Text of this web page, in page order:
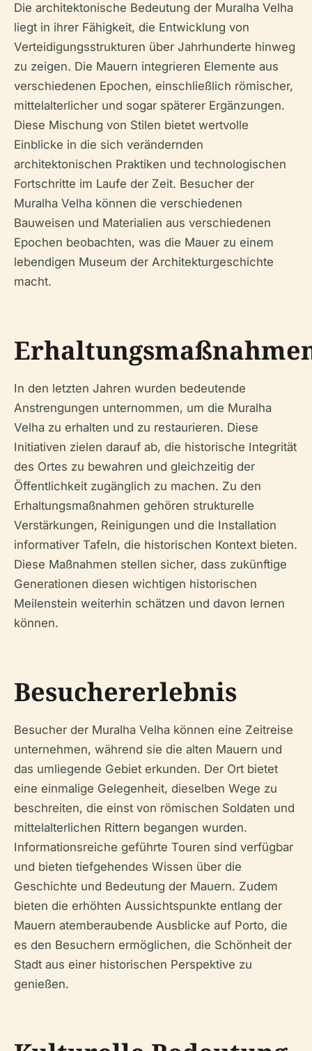
Die architektonische Bedeutung der Muralha Velha
liegt in ihrer Fähigkeit, die Entwicklung von
Verteidigungsstrukturen über Jahrhunderte hinweg
zu zeigen. Die Mauern integrieren Elemente aus
verschiedenen Epochen, einschließlich römischer,
mittelalterlicher und sogar späterer Ergänzungen.
Diese Mischung von Stilen bietet wertvolle
Einblicke in die sich verändernden
architektonischen Praktiken und technologischen
Fortschritte im Laufe der Zeit. Besucher der
Muralha Velha können die verschiedenen
Bauweisen und Materialien aus verschiedenen
Epochen beobachten, was die Mauer zu einem
lebendigen Museum der Architekturgeschichte
macht.
In den letzten Jahren wurden bedeutende
Anstrengungen unternommen, um die Muralha
Velha zu erhalten und zu restaurieren. Diese
Initiativen zielen darauf ab, die historische Integrität
des Ortes zu bewahren und gleichzeitig der
Öffentlichkeit zugänglich zu machen. Zu den
Erhaltungsmaßnahmen gehören strukturelle
Verstärkungen, Reinigungen und die Installation
informativer Tafeln, die historischen Kontext bieten.
Diese Maßnahmen stellen sicher, dass zukünftige
Generationen diesen wichtigen historischen
Meilenstein weiterhin schätzen und davon lernen
können.
Besuchererlebnis
Besucher der Muralha Velha können eine Zeitreise
unternehmen, während sie die alten Mauern und
das umliegende Gebiet erkunden. Der Ort bietet
eine einmalige Gelegenheit, dieselben Wege zu
beschreiten, die einst von römischen Soldaten und
mittelalterlichen Rittern begangen wurden.
Informationsreiche geführte Touren sind verfügbar
und bieten tiefgehendes Wissen über die
Geschichte und Bedeutung der Mauern. Zudem
bieten die erhöhten Aussichtspunkte entlang der
Mauern atemberaubende Ausblicke auf Porto, die
es den Besuchern ermöglichen, die Schönheit der
Stadt aus einer historischen Perspektive zu
genießen.